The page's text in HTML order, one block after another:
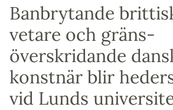
Banbrytande
vetare och gräns­
överskridande
konstnär blir
vid Lunds